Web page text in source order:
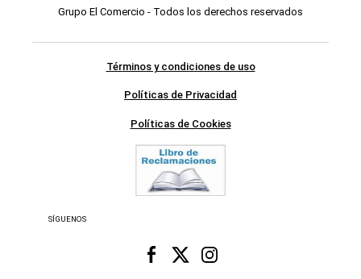
Grupo El Comercio - Todos los derechos reservados
Términos y condiciones de uso
Políticas de Privacidad
Políticas de Cookies
SÍGUENOS